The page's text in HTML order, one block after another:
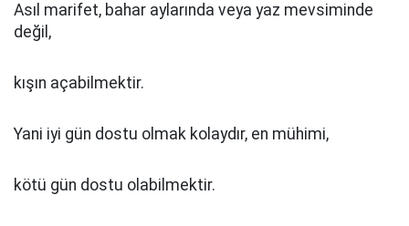
Asıl marifet, bahar aylarında veya yaz mevsiminde
değil,
kışın açabilmektir.
Yani iyi gün dostu olmak kolaydır, en mühimi,
kötü gün dostu olabilmektir.